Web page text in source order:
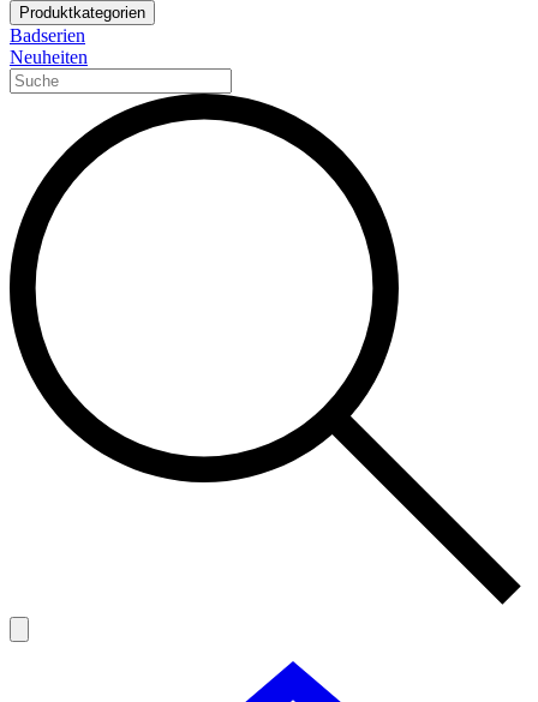
Produktkategorien
Badserien
Neuheiten